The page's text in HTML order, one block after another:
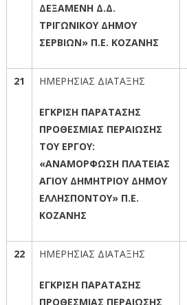
ΔΕΞΑΜΕΝΗ Δ.Δ.
ΤΡΙΓΩΝΙΚΟΥ ΔΗΜΟΥ
ΣΕΡΒΙΩΝ» Π.Ε. ΚΟΖΑΝΗΣ
21 ΗΜΕΡΗΣΙΑΣ ΔΙΑΤΑΞΗΣ
ΕΓΚΡΙΣΗ ΠΑΡΑΤΑΣΗΣ
ΠΡΟΘΕΣΜΙΑΣ ΠΕΡΑΙΩΣΗΣ
ΤΟΥ ΕΡΓΟΥ:
«ΑΝΑΜΟΡΦΩΣΗ ΠΛΑΤΕΙΑΣ
ΑΓΙΟΥ ΔΗΜΗΤΡΙΟΥ ΔΗΜΟΥ
ΕΛΛΗΣΠΟΝΤΟΥ» Π.Ε.
ΚΟΖΑΝΗΣ
22 ΗΜΕΡΗΣΙΑΣ ΔΙΑΤΑΞΗΣ
ΕΓΚΡΙΣΗ ΠΑΡΑΤΑΣΗΣ
ΠΡΟΘΕΣΜΙΑΣ ΠΕΡΑΙΩΣΗΣ